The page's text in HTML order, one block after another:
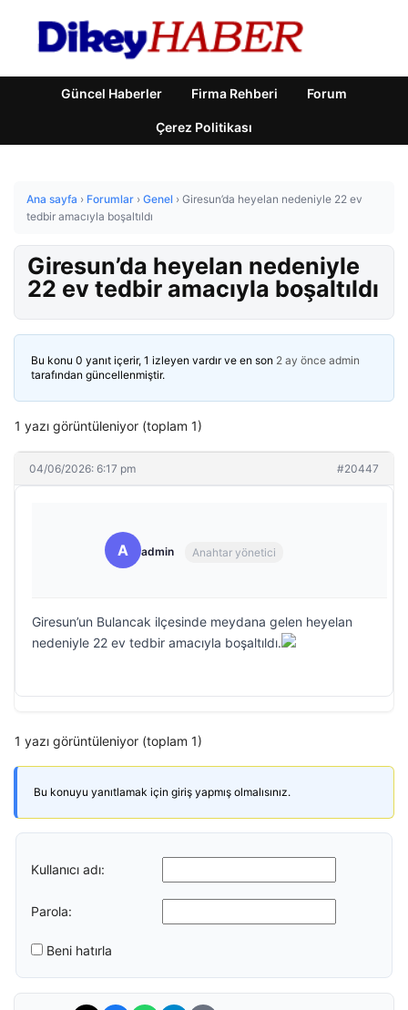
Güncel Haberler Firma Rehberi Forum
Çerez Politikası
Ana sayfa › Forumlar › Genel › Giresun’da heyelan nedeniyle 22 ev
tedbir amacıyla boşaltıldı
Giresun’da heyelan nedeniyle
22 ev tedbir amacıyla boşaltıldı
Bu konu 0 yanıt içerir, 1 izleyen vardır ve en son 2 ay önce admin
tarafından güncellenmiştir.
1 yazı görüntüleniyor (toplam 1)
04/06/2026: 6:17 pm #20447
A admin Anahtar yönetici
Giresun’un Bulancak ilçesinde meydana gelen heyelan
nedeniyle 22 ev tedbir amacıyla boşaltıldı.
1 yazı görüntüleniyor (toplam 1)
Bu konuyu yanıtlamak için giriş yapmış olmalısınız.
Kullanıcı adı:
Parola:
Beni hatırla